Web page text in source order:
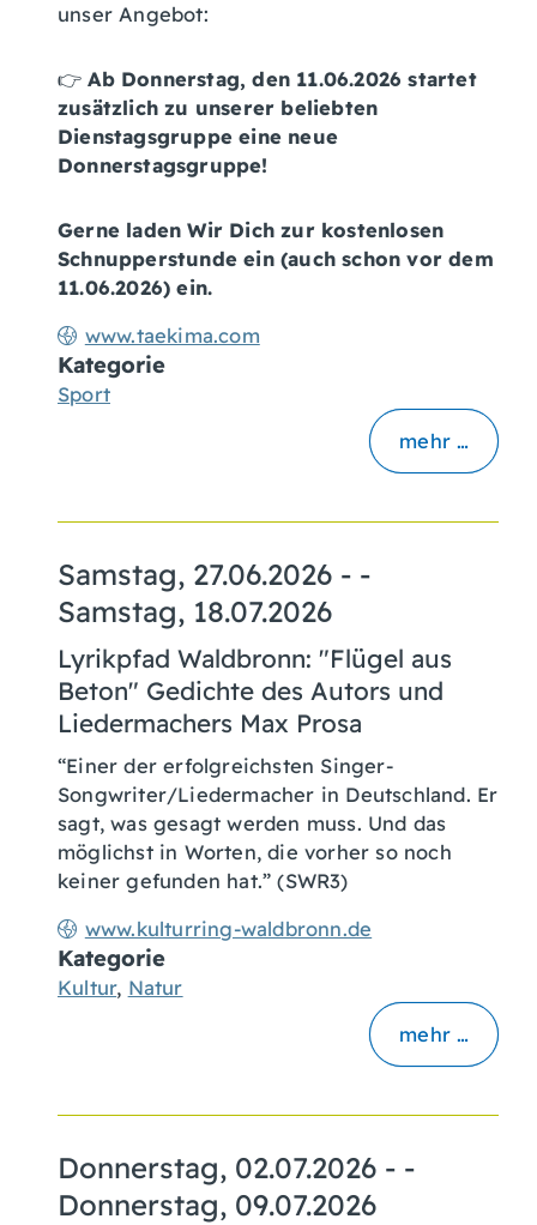
www.taekima.com
unser Angebot:
👉Ab Donnerstag, den 11.06.2026 startet
zusätzlich zu unserer beliebten
Dienstagsgruppe eine neue
Donnerstagsgruppe!
Gerne laden Wir Dich zur kostenlosen
Schnupperstunde ein (auch schon vor dem
11.06.2026) ein.
Kategorie
Sport
mehr …
Samstag, 27.06.2026 - -
Samstag, 18.07.2026
Lyrikpfad Waldbronn: "Flügel aus
Beton" Gedichte des Autors und
Liedermachers Max Prosa
www.kulturring-waldbronn.de
“Einer der erfolgreichsten Singer-
Songwriter/Liedermacher in Deutschland. Er
sagt, was gesagt werden muss. Und das
möglichst in Worten, die vorher so noch
keiner gefunden hat.” (SWR3)
Kategorie
Kultur, Natur
mehr …
Donnerstag, 02.07.2026 - -
Donnerstag, 09.07.2026